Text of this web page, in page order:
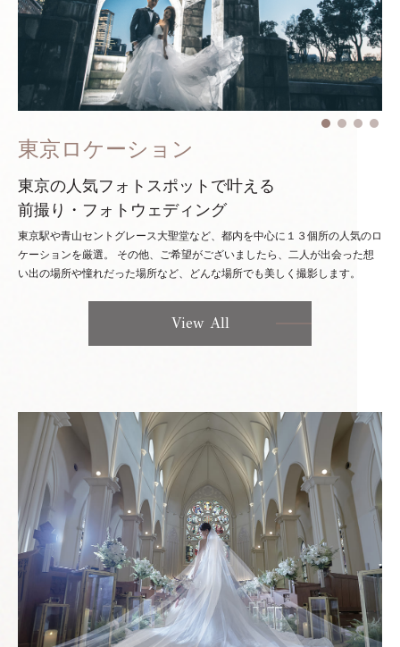
東京ロケーション
東京の人気フォトスポットで叶える
前撮り・フォトウェディング
東京駅や青山セントグレース大聖堂など、都内を中心に１３個所の人気のロ
ケーションを厳選。 その他、ご希望がございましたら、二人が出会った想
い出の場所や憧れだった場所など、どんな場所でも美しく撮影します。
View All